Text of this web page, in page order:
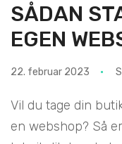
SÅDAN
EGEN
22. februar 2023
Vil du tage din
en webshop? Så